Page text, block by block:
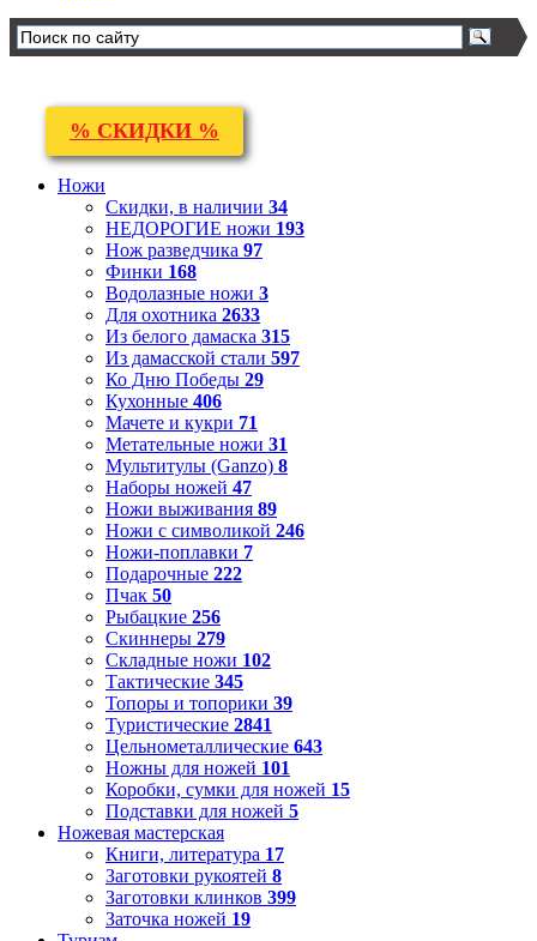
% СКИДКИ %
Ножи
Скидки, в наличии 34
НЕДОРОГИЕ ножи 193
Нож разведчика 97
Финки 168
Водолазные ножи 3
Для охотника 2633
Из белого дамаска 315
Из дамасской стали 597
Ко Дню Победы 29
Кухонные 406
Мачете и кукри 71
Метательные ножи 31
Мультитулы (Ganzo) 8
Наборы ножей 47
Ножи выживания 89
Ножи с символикой 246
Ножи-поплавки 7
Подарочные 222
Пчак 50
Рыбацкие 256
Скиннеры 279
Складные ножи 102
Тактические 345
Топоры и топорики 39
Туристические 2841
Цельнометаллические 643
Ножны для ножей 101
Коробки, сумки для ножей 15
Подставки для ножей 5
Ножевая мастерская
Книги, литература 17
Заготовки рукоятей 8
Заготовки клинков 399
Заточка ножей 19